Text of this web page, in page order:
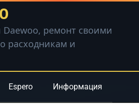
ремонт своими
расходникам и
Espero Информация